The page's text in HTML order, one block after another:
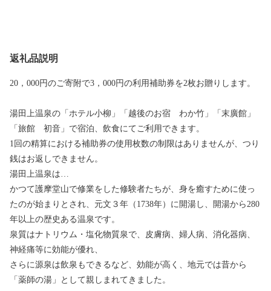
返礼品説明
20，000円のご寄附で3，000円の利用補助券を2枚お贈りします。
湯田上温泉の「ホテル小柳」「越後のお宿 わか竹」「末廣館」
「旅館 初音」で宿泊、飲食にてご利用できます。
1回の精算における補助券の使用枚数の制限はありませんが、つり
銭はお返しできません。
湯田上温泉は…
かつて護摩堂山で修業をした修験者たちが、身を癒すために使っ
たのが始まりとされ、元文３年（1738年）に開湯し、開湯から280
年以上の歴史ある温泉です。
泉質はナトリウム・塩化物質泉で、皮膚病、婦人病、消化器病、
神経痛等に効能が優れ、
さらに源泉は飲泉もできるなど、効能が高く、地元では昔から
「薬師の湯」として親しまれてきました。